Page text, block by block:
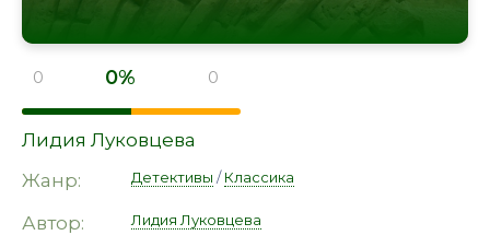
0 0% 0
Лидия Луковцева
Жанр:
Детективы /Классика
Автор: Лидия Луковцева